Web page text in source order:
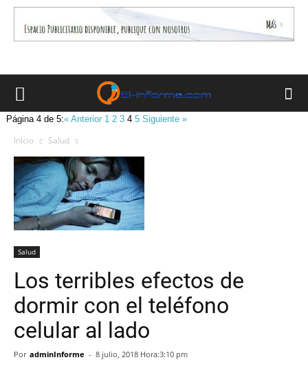
Página 4 de 5:« Anterior 1 2 3 45 Siguiente »
Inicio Salud
Salud
Los terribles efectos de
dormir con el teléfono
celular al lado
Por adminInforme - 8 julio, 2018 Hora:3:10 pm